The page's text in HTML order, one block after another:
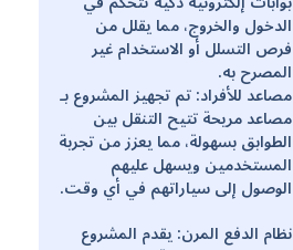
الدخول والخروج، مما يقلل من
فرص التسلل أو الاستخدام غير
المصرح به.
مصاعد للأفراد: تم تجهيز المشروع بـ
مصاعد مريحة تتيح التنقل بين
الطوابق بسهولة، مما يعزز من تجربة
المستخدمين ويسهل عليهم
الوصول إلى سياراتهم في أي وقت.
نظام الدفع المرن: يقدم المشروع